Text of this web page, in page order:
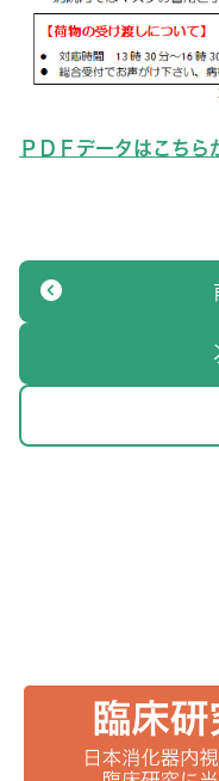
ＰＤＦデータはこちら